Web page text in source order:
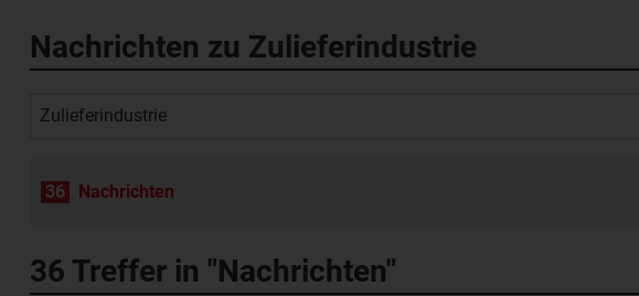
Nachrichten zu Zulieferindustrie
36 Nachrichten
36 Treffer in "Nachrichten"